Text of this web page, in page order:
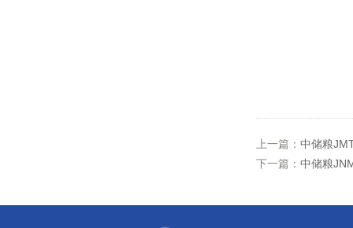
上一篇： 中储粮
下一篇： 中储粮